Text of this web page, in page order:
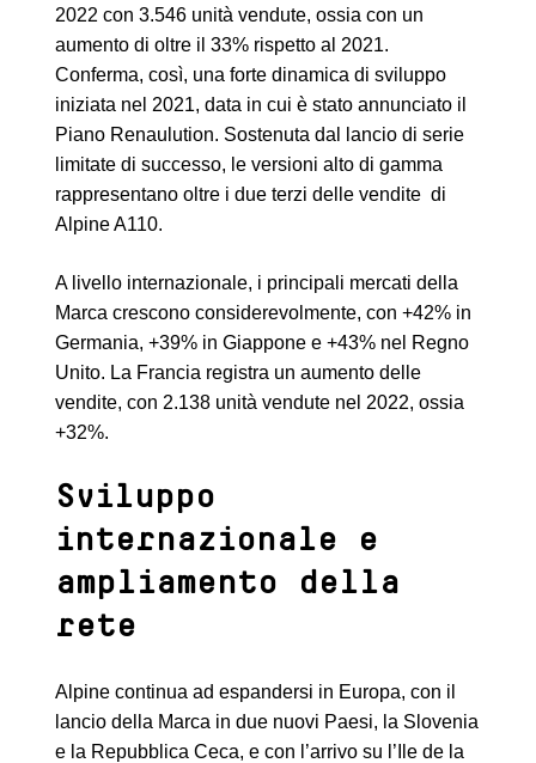
2022 con 3.546 unità vendute, ossia con un
aumento di oltre il 33% rispetto al 2021.
Conferma, così, una forte dinamica di sviluppo
iniziata nel 2021, data in cui è stato annunciato il
Piano Renaulution. Sostenuta dal lancio di serie
limitate di successo, le versioni alto di gamma
rappresentano oltre i due terzi delle vendite di
Alpine A110.
A livello internazionale, i principali mercati della
Marca crescono considerevolmente, con +42% in
Germania, +39% in Giappone e +43% nel Regno
Unito. La Francia registra un aumento delle
vendite, con 2.138 unità vendute nel 2022, ossia
+32%.
Sviluppo
internazionale e
ampliamento della
rete
Alpine continua ad espandersi in Europa, con il
lancio della Marca in due nuovi Paesi, la Slovenia
e la Repubblica Ceca, e con l’arrivo su l’Ile de la